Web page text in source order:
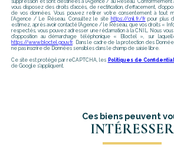
vous disposez des droits d’accès, de rectification, d’effacement,
de vos données. Vous pouvez retirer votre consentement à tout
l’Agence / Le Réseau. Consultez le site https://cnil.fr/frpour plus
estimez, après avoir contacté l'Agence / le Réseau, que vos droits «
respectés, vous pouvez adresser une réclamation à la CNIL. Nous
d'opposition au démarchage téléphonique « Bloctel », sur
https://www.bloctel.gouv.fr. Dans le cadre de la protection des
ne pas inscrire de Données sensibles dans le champ de saisie libre.
Ce site est protégé par reCAPTCHA, les Politiques de
de Google s'appliquent.
Ces biens peuvent
INTÉRESSER